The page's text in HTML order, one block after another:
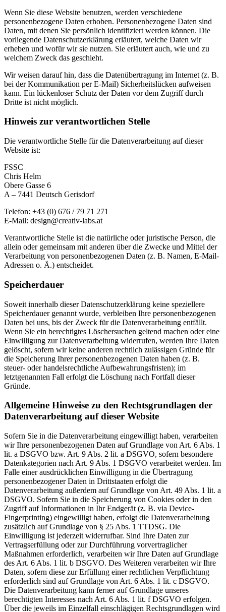
Wenn Sie diese Website benutzen, werden verschiedene
personenbezogene Daten erhoben. Personenbezogene Daten sind
Daten, mit denen Sie persönlich identifiziert werden können. Die
vorliegende Datenschutzerklärung erläutert, welche Daten wir
erheben und wofür wir sie nutzen. Sie erläutert auch, wie und zu
welchem Zweck das geschieht.
Wir weisen darauf hin, dass die Datenübertragung im Internet (z. B.
bei der Kommunikation per E-Mail) Sicherheitslücken aufweisen
kann. Ein lückenloser Schutz der Daten vor dem Zugriff durch
Dritte ist nicht möglich.
Hinweis zur verantwortlichen Stelle
Die verantwortliche Stelle für die Datenverarbeitung auf dieser
Website ist:
FSSC
Chris Helm
Obere Gasse 6
A – 7441 Deutsch Gerisdorf
Telefon: +43 (0) 676 / 79 71 271
E-Mail: design@creativ-labs.at
Verantwortliche Stelle ist die natürliche oder juristische Person, die
allein oder gemeinsam mit anderen über die Zwecke und Mittel der
Verarbeitung von personenbezogenen Daten (z. B. Namen, E-Mail-
Adressen o. Ä.) entscheidet.
Speicherdauer
Soweit innerhalb dieser Datenschutzerklärung keine speziellere
Speicherdauer genannt wurde, verbleiben Ihre personenbezogenen
Daten bei uns, bis der Zweck für die Datenverarbeitung entfällt.
Wenn Sie ein berechtigtes Löschersuchen geltend machen oder eine
Einwilligung zur Datenverarbeitung widerrufen, werden Ihre Daten
gelöscht, sofern wir keine anderen rechtlich zulässigen Gründe für
die Speicherung Ihrer personenbezogenen Daten haben (z. B.
steuer- oder handelsrechtliche Aufbewahrungsfristen); im
letztgenannten Fall erfolgt die Löschung nach Fortfall dieser
Gründe.
Allgemeine Hinweise zu den Rechtsgrundlagen der
Datenverarbeitung auf dieser Website
Sofern Sie in die Datenverarbeitung eingewilligt haben, verarbeiten
wir Ihre personenbezogenen Daten auf Grundlage von Art. 6 Abs. 1
lit. a DSGVO bzw. Art. 9 Abs. 2 lit. a DSGVO, sofern besondere
Datenkategorien nach Art. 9 Abs. 1 DSGVO verarbeitet werden. Im
Falle einer ausdrücklichen Einwilligung in die Übertragung
personenbezogener Daten in Drittstaaten erfolgt die
Datenverarbeitung außerdem auf Grundlage von Art. 49 Abs. 1 lit. a
DSGVO. Sofern Sie in die Speicherung von Cookies oder in den
Zugriff auf Informationen in Ihr Endgerät (z. B. via Device-
Fingerprinting) eingewilligt haben, erfolgt die Datenverarbeitung
zusätzlich auf Grundlage von § 25 Abs. 1 TTDSG. Die
Einwilligung ist jederzeit widerrufbar. Sind Ihre Daten zur
Vertragserfüllung oder zur Durchführung vorvertraglicher
Maßnahmen erforderlich, verarbeiten wir Ihre Daten auf Grundlage
des Art. 6 Abs. 1 lit. b DSGVO. Des Weiteren verarbeiten wir Ihre
Daten, sofern diese zur Erfüllung einer rechtlichen Verpflichtung
erforderlich sind auf Grundlage von Art. 6 Abs. 1 lit. c DSGVO.
Die Datenverarbeitung kann ferner auf Grundlage unseres
berechtigten Interesses nach Art. 6 Abs. 1 lit. f DSGVO erfolgen.
Über die jeweils im Einzelfall einschlägigen Rechtsgrundlagen wird